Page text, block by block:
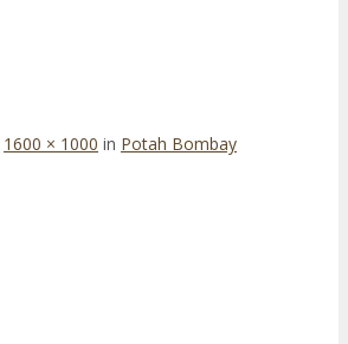
1600 × 1000 in Potah Bombay